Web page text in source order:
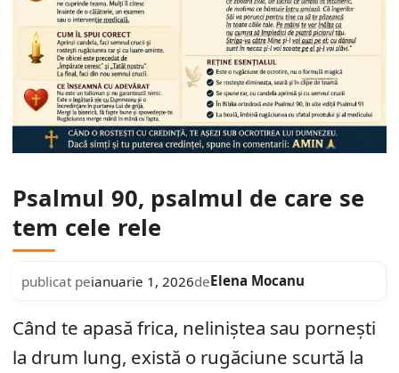
Psalmul 90, psalmul de care se
tem cele rele
publicat peianuarie 1, 2026deElena Mocanu
Când te apasă frica, neliniștea sau pornești
la drum lung, există o rugăciune scurtă la